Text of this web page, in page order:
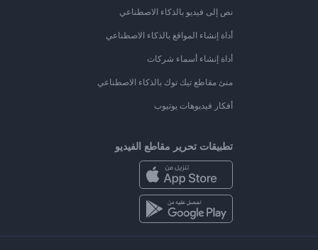
نص إلى فيديو بالذكاء الاصطناعي
أداة إنشاء المواقع بالذكاء الاصطناعي
أداة إنشاء أسماء شركات
منئ مقاطع تيك توك بالذكاء الاصطناعي
أفكار فيديوهات يوتيوب
تطبيقات تحرير مقاطع الفيديو